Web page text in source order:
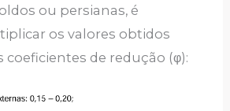
ou persianas, é
os valores obtidos
de redução (φ):